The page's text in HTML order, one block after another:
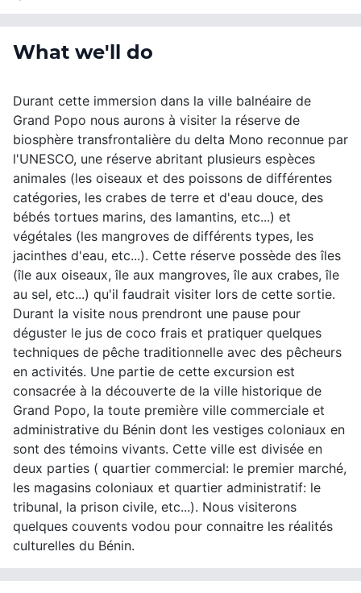
What we'll do
Durant cette immersion dans la ville balnéaire de
Grand Popo nous aurons à visiter la réserve de
biosphère transfrontalière du delta Mono reconnue par
l'UNESCO, une réserve abritant plusieurs espèces
animales (les oiseaux et des poissons de différentes
catégories, les crabes de terre et d'eau douce, des
bébés tortues marins, des lamantins, etc...) et
végétales (les mangroves de différents types, les
jacinthes d'eau, etc...). Cette réserve possède des îles
(île aux oiseaux, île aux mangroves, île aux crabes, île
au sel, etc...) qu'il faudrait visiter lors de cette sortie.
Durant la visite nous prendront une pause pour
déguster le jus de coco frais et pratiquer quelques
techniques de pêche traditionnelle avec des pêcheurs
en activités. Une partie de cette excursion est
consacrée à la découverte de la ville historique de
Grand Popo, la toute première ville commerciale et
administrative du Bénin dont les vestiges coloniaux en
sont des témoins vivants. Cette ville est divisée en
deux parties ( quartier commercial: le premier marché,
les magasins coloniaux et quartier administratif: le
tribunal, la prison civile, etc...). Nous visiterons
quelques couvents vodou pour connaitre les réalités
culturelles du Bénin.